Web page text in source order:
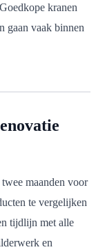
kranen
gaan vaak binnen
maanden voor
te vergelijken
tijdlijn met alle
en